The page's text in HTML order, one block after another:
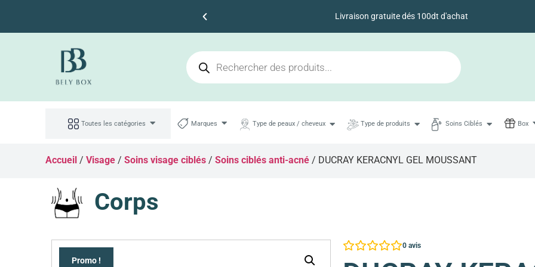
Livraison gratuite dés 100dt d'achat
Toutes les catégories Marques Type de peaux / cheveux Type de produits Soins Ciblés Box
Accueil /Visage /Soins visage ciblés /Soins ciblés anti-acné / DUCRAY KERACNYL GEL MOUSSANT
Corps
Promo !
0 avis